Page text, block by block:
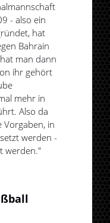
- also ein
hat
Bahrain
man dann
ihr gehört
mehr in
Also da
Vorgaben, in
werden -
werden."